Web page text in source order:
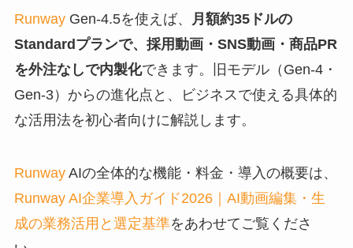
RunwayGen-4.5を使えば、
月額約35ドルの
Standardプランで、採用動画・SNS動画・商品PR
を外注なしで内製化できます。旧モデル（Gen-4・
Gen-3）からの進化点と、ビジネスで使える具体的
な活用法を初心者向けに解説します。
RunwayAIの全体的な機能・料金・導入の概要は、
Runway AI企業導入ガイド2026｜AI動画編集・生
成の業務活用と選定基準をあわせてご覧くださ